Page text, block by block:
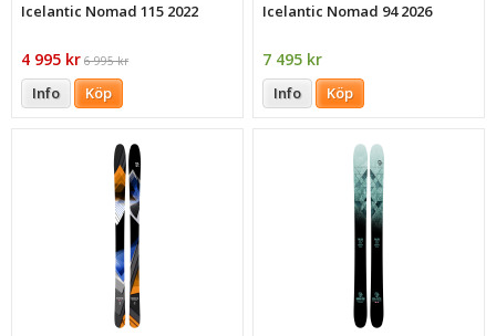
Icelantic Nomad 115 2022
4 995 kr 6 995 kr
Info Köp
Icelantic Nomad 94 2026
7 495 kr
Info Köp